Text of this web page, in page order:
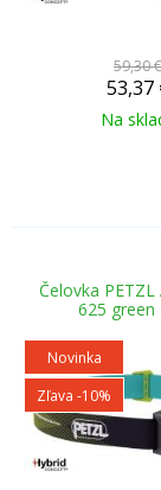
59,30 €
53,37
Na
Čelovka
625 green
Novinka
Zľava -10%